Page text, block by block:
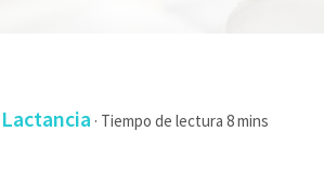
Lactancia ·